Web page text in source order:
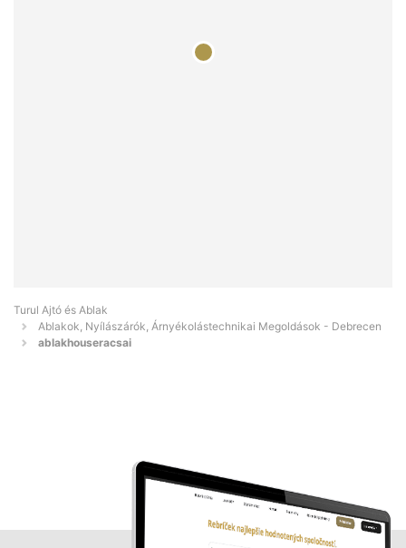
Turul Ajtó és Ablak
Ablakok, Nyílászárók, Árnyékolástechnikai Megoldások - Debrecen
ablakhouseracsai